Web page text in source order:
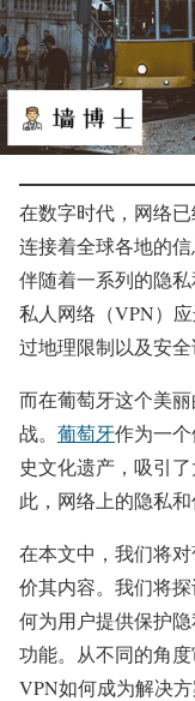
在数字时代，网络
连接着全球各地的
伴随着一系列的隐
私人网络（VPN）
过地理限制以及安全
而在葡萄牙这个美
战。 葡萄牙作为一
史文化遗产，吸引
此，网络上的隐私和
在本文中，我们将
价其内容。我们将
何为用户提供保护
功能。从不同的角
VPN如何成为解决